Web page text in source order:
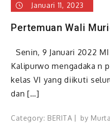
Januari 11, 2023
Pertemuan Wali
Senin, 9 Januari 2022
Kalipurwo mengadaka n
kelas VI yang diikuti
dan […]
Category: BERITA by